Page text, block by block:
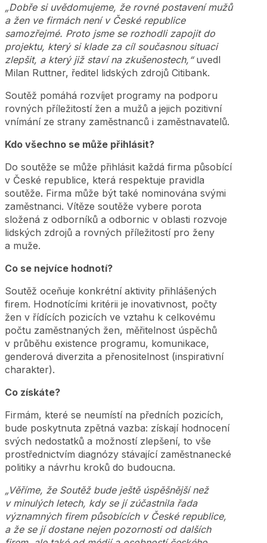
„Dobře si uvědomujeme, že rovné postavení mužů
a žen ve firmách není v České republice
samozřejmé. Proto jsme se rozhodli zapojit do
projektu, který si klade za cíl současnou situaci
zlepšit, a který již staví na zkušenostech,“uvedl
Milan Ruttner, ředitel lidských zdrojů Citibank.
Soutěž pomáhá rozvíjet programy na podporu
rovných příležitostí žen a mužů a jejich pozitivní
vnímání ze strany zaměstnanců i zaměstnavatelů.
Kdo všechno se může přihlásit?
Do soutěže se může přihlásit každá firma působící
v České republice, která respektuje pravidla
soutěže. Firma může být také nominována svými
zaměstnanci. Vítěze soutěže vybere porota
složená z odborníků a odbornic v oblasti rozvoje
lidských zdrojů a rovných příležitostí pro ženy
a muže.
Co se nejvíce hodnotí?
Soutěž oceňuje konkrétní aktivity přihlášených
firem. Hodnotícími kritérii je inovativnost, počty
žen v řídících pozicích ve vztahu k celkovému
počtu zaměstnaných žen, měřitelnost úspěchů
v průběhu existence programu, komunikace,
genderová diverzita a přenositelnost (inspirativní
charakter).
Co získáte?
Firmám, které se neumístí na předních pozicích,
bude poskytnuta zpětná vazba: získají hodnocení
svých nedostatků a možností zlepšení, to vše
prostřednictvím diagnózy stávající zaměstnanecké
politiky a návrhu kroků do budoucna.
„Věříme, že Soutěž bude ještě úspěšnější než
v minulých letech, kdy se jí zúčastnila řada
významných firem působících v České republice,
a že se jí dostane nejen pozornosti od dalších